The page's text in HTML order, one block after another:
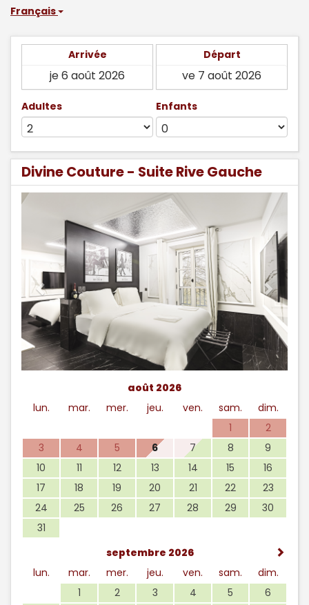
Français
Arrivée Départ
Adultes Enfants
Divine Couture - Suite Rive Gauche
Next
août 2026
lun.
mar. mer. jeu. ven. sam.
dim.
1
2
3
4 5 6 7 8
9
10
11 12 13 14 15
16
17
18 19 20 21 22
23
24
25 26 27 28 29
30
31
septembre 2026
lun.
mar. mer. jeu. ven. sam.
dim.
1
2 3 4 5
6